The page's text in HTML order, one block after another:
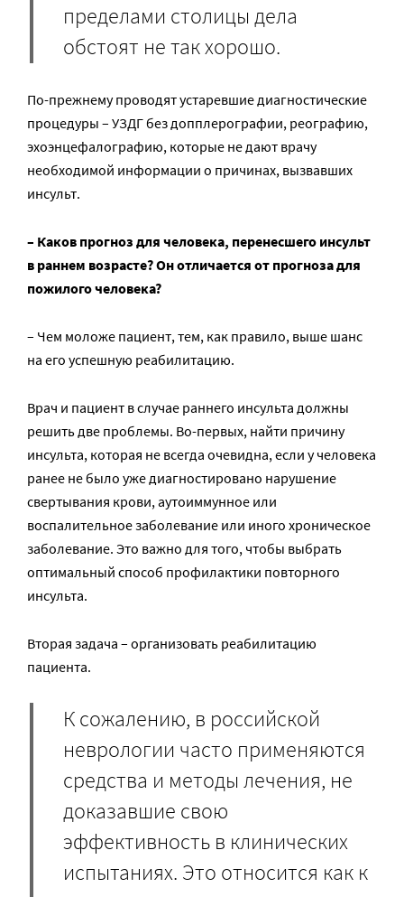
пределами столицы дела
обстоят не так хорошо.
По-прежнему проводят устаревшие диагностические
процедуры – УЗДГ без допплерографии, реографию,
эхоэнцефалографию, которые не дают врачу
необходимой информации о причинах, вызвавших
инсульт.
– Каков прогноз для человека, перенесшего инсульт
в раннем возрасте? Он отличается от прогноза для
пожилого человека?
– Чем моложе пациент, тем, как правило, выше шанс
на его успешную реабилитацию.
Врач и пациент в случае раннего инсульта должны
решить две проблемы. Во-первых, найти причину
инсульта, которая не всегда очевидна, если у человека
ранее не было уже диагностировано нарушение
свертывания крови, аутоиммунное или
воспалительное заболевание или иного хроническое
заболевание. Это важно для того, чтобы выбрать
оптимальный способ профилактики повторного
инсульта.
Вторая задача – организовать реабилитацию
пациента.
К сожалению, в российской
неврологии часто применяются
средства и методы лечения, не
доказавшие свою
эффективность в клинических
испытаниях. Это относится как к